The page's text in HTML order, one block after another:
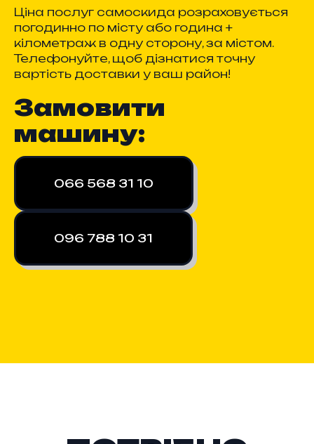
Ціна послуг самоскида розраховується
погодинно по місту або година +
кілометраж в одну сторону, за містом.
Телефонуйте, щоб дізнатися точну
вартість доставки у ваш район!
Замовити
машину:
066 568 31 10
096 788 10 31